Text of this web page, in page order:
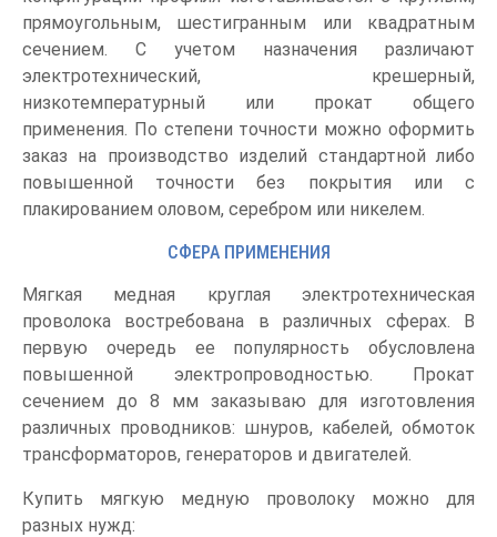
прямоугольным, шестигранным или квадратным
сечением. С учетом назначения различают
электротехнический, крешерный,
низкотемпературный или прокат общего
применения. По степени точности можно оформить
заказ на производство изделий стандартной либо
повышенной точности без покрытия или с
плакированием оловом, серебром или никелем.
СФЕРА ПРИМЕНЕНИЯ
Мягкая медная круглая электротехническая
проволока востребована в различных сферах. В
первую очередь ее популярность обусловлена
повышенной электропроводностью. Прокат
сечением до 8 мм заказываю для изготовления
различных проводников: шнуров, кабелей, обмоток
трансформаторов, генераторов и двигателей.
Купить мягкую медную проволоку можно для
разных нужд: